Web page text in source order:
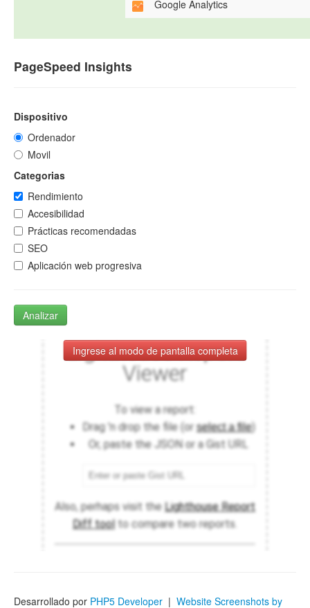
Google Analytics
PageSpeed Insights
Dispositivo
Ordenador
Movil
Categorias
Rendimiento
Accesibilidad
Prácticas recomendadas
SEO
Aplicación web progresiva
Analizar
Ingrese al modo de pantalla completa
Desarrollado por PHP5 Developer | Website Screenshots by